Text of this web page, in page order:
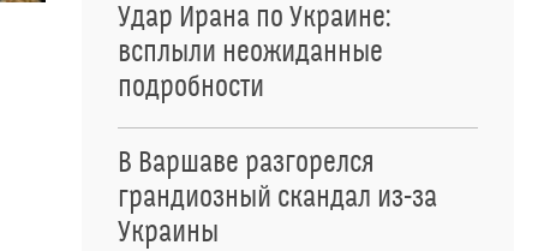
Удар Ирана по Украине:
всплыли неожиданные
подробности
В Варшаве разгорелся
грандиозный скандал из-за
Украины